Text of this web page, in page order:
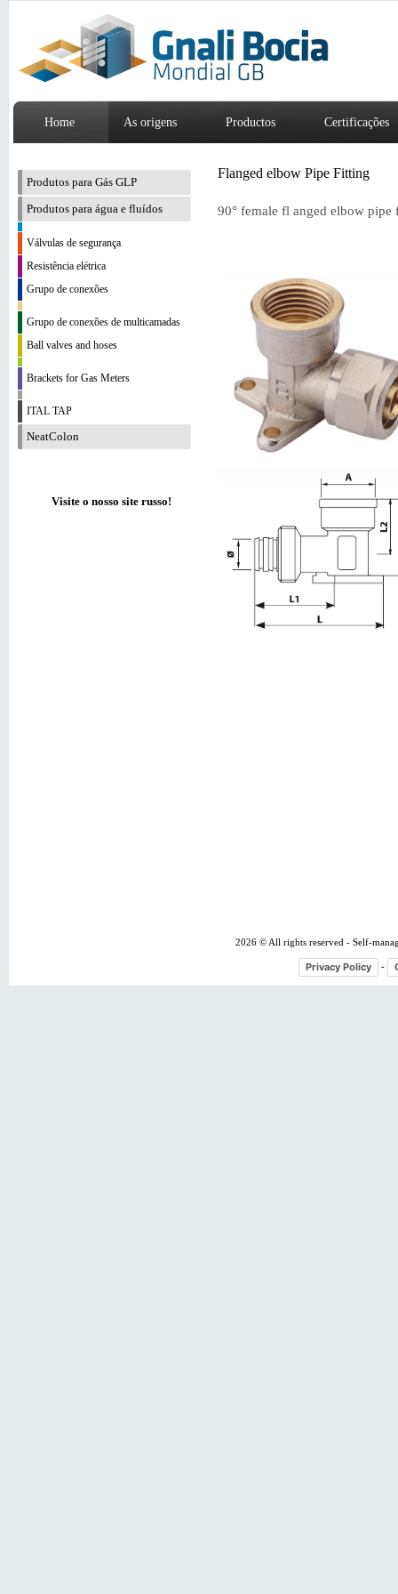
Home As origens Productos Certificações
Produtos para Gás GLP
Produtos para água e fluídos
Válvulas de segurança
Resistência elétrica
Grupo de conexões
Grupo de conexões de multicamadas
Ball valves and hoses
Brackets for Gas Meters
ITAL TAP
NeatColon
Visite o nosso site russo!
Flanged elbow Pipe Fitting
90° female fl anged elbow
2026 © All rights reserved - Self-
Privacy Policy -